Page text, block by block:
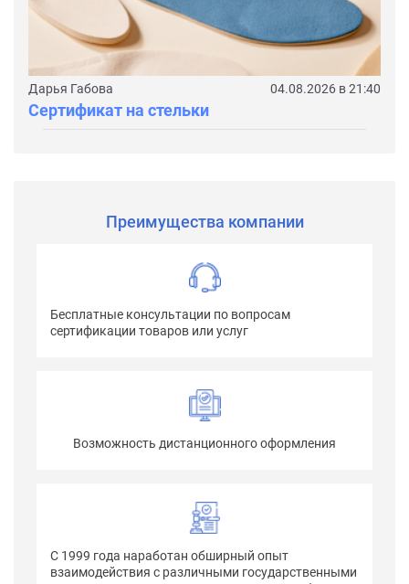
Дарья Габова 04.08.2026 в 21:40
Сертификат на стельки
Преимущества компании
Бесплатные консультации по вопросам
сертификации товаров или услуг
Возможность дистанционного оформления
С 1999 года наработан обширный опыт
взаимодействия с различными государственными